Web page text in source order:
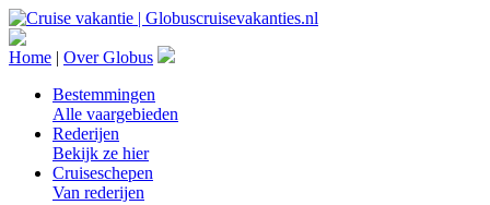
Home | Over Globus
Bestemmingen
Alle vaargebieden
Rederijen
Bekijk ze hier
Cruiseschepen
Van rederijen